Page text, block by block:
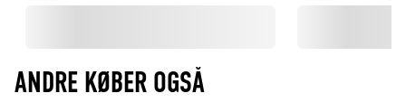
ANDRE KØBER OGSÅ